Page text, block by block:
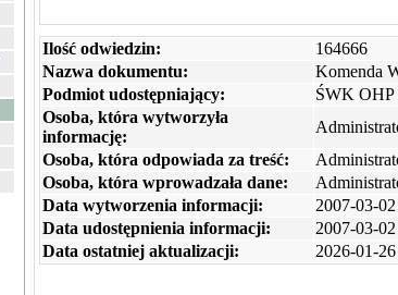
Ilość odwiedzin:
164666
Nazwa dokumentu:
Komenda
Podmiot udostępniający:
ŚWK OHP
Osoba, która wytworzyła
informację:
Osoba, która odpowiada za treść:
Osoba, która wprowadzała dane:
Data wytworzenia informacji:
2007-03-
Data udostępnienia informacji:
2007-03-
Data ostatniej aktualizacji:
2026-01-